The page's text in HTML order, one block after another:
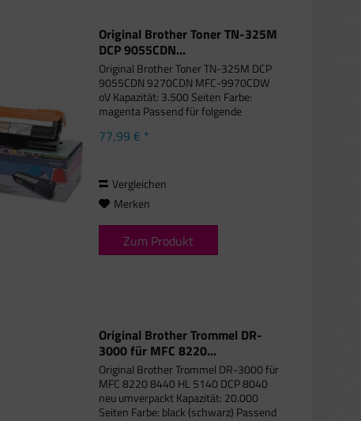
Original Brother Toner TN-325M
DCP 9055CDN...
Original Brother Toner TN-325M DCP
9055CDN 9270CDN MFC-9970CDW
oV Kapazität: 3.500 Seiten Farbe:
magenta Passend für folgende
CDN, Brother DCP-9270 CDN, Brother
77,99 € *
Vergleichen
Merken
Zum Produkt
Original Brother Trommel DR-
3000 für MFC 8220...
Original Brother Trommel DR-3000 für
MFC 8220 8440 HL 5140 DCP 8040
neu umverpackt Kapazität: 20.000
Seiten Farbe: black (schwarz) Passend